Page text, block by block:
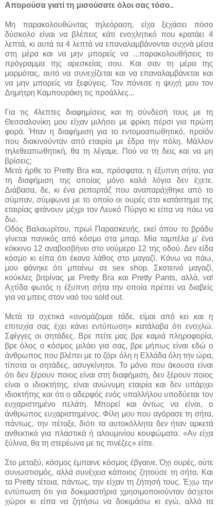
Απορούσα γιατί τη μισούσατε όλοι σας τόσο..
Μη παρακολουθώντας τηλεόραση, είχα ξεχάσει πόσο
δύσκολο είναι να βλέπεις κάτι ενοχλητικό που κρατάει 4
λεπτά, κι αυτά τα 4 λεπτά να επαναλαμβάνονται συχνά μέσα
στη μέρα και να μην μπορείς να ...παρακολουθήσεις το
πρόγραμμα της αρεσκείας σου. Και σαν τη μέρα της
μαρμότας, αυτό να συνεχίζεται και να επαναλαμβάνεται και
να μην μπορείς να ξεφύγεις. Τον πόνεσε η ψυχή μου τον
Δημήτρη Καμπουράκη τις προάλλες...
Για τις 4λεπτες διαφημίσεις και τη σύνδεσή τους με τη
Θεσσαλονίκη μου είχαν μιλήσει με φρίκη πέρσι για πρώτη
φορά. Ήταν η διαφήμιση για το εντομοαπωθητικό, προϊόν
που διακινούνταν από εταιρία με έδρα την πόλη. Μάλλον
τηλεθεαπωθητική, θα τη λέγαμε. Πού να τη δεις και να μη
βρίσεις;
Μετά ήρθε το Pretty Bra και, πρόσφατα, η έξυπνη σήτα, για
τη διαφήμιση της οποίας μόνο καλά λόγια δεν έχετε.
Διάβασα, δε, κι ένα ρεπορτάζ που αναπαράχθηκε από το
σύμπαν, σύμφωνα με το οποίο οι ουρές στο κατάστημα της
εταιρίας φτάνουν μέχρι τον Λευκό Πύργο κι είπα να πάω να
δω.
Οδός Βαλαωρίτου, πρωί Παρασκευής, εκεί όπου το βράδυ
γίνεται πανικός από κόσμο στα μπαρ. Μία ταμπέλα μ' ένα
κόκκινο 12 αναβοσβήνει στο νούμερο 12 της οδού. Δεν είδα
κόσμο κι είπα ότι έκανα λάθος στο μαγαζί. Κάνω να πάω,
μου φάνηκε ότι μπαίνω σε sex shop. Σκοτεινό μαγαζί,
κούκλες βιτρίνας με Pretty Bra και Pretty Pants, αλλά, να!
Αχτίδα φωτός η έξυπνη σήτα την οποία πρέπει να διαβείς
για να μπεις στον ναό του sold out.
Μετά τα σχετικά «ονομάζομαι τάδε, είμαι από κει και η
επιτυχία σας έχει κάνει εντύπωση» κατάλαβα ότι ενοχλώ.
Σφίγγες οι σητάδες. Βρε πείτε μας βρε καμιά πληροφορία,
βρε όλος ο κόσμος μιλάει για σας, βρε μήπως είναι εδώ ο
άνθρωπος που βλέπει με το ζόρι όλη η Ελλάδα όλη την ώρα,
τίποτα οι σητάδες, ασυγκίνητοι. Το μόνο που άκουσα είναι
ότι δεν ξέρουν ποιος είναι στη διαφήμιση, δεν ξέρουν ποιος
είναι ο ιδιοκτήτης, είναι ανώνυμη εταιρία και δεν υπάρχει
ιδιοκτήτης και ότι ο αδερφός ενός υπαλλήλου υποδύεται τον
ευχαριστημένο πελάτη. Μπορεί και όντως να είναι, ο
άνθρωπος ευχαριστημένος. Φίλη μου που αγόρασε τη σήτα,
πάντως, την πέταξε, διότι τα αυτοκόλλητα δεν ήταν αρκετά
ανθεκτικά για πλαστικά ή αλουμινίου κουφώματα. «Αν είχα
ξύλινα, θα τη στερέωνα με τις πινέζες» είπε.
Στο μεταξύ, κόσμος έμπαινε κόσμος έβγαινε. Όχι ουρές, ούτε
συνωστισμός, αλλά συνέχεια κάποιος ζητούσε τη σήτα. Και
τα Pretty τέτοια, πάντως, την είχαν τη ζήτησή τους. Έχω την
εντύπωση ότι για δοκιμαστήρια χρησιμοποιούνταν άσχετοι
χώροι κι είπα να ζητήσω να δοκιμάσω κι εγώ, αλλά τα